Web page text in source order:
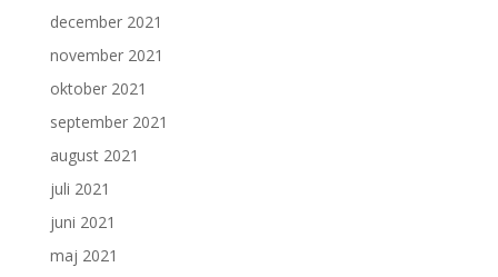
december 2021
november 2021
oktober 2021
september 2021
august 2021
juli 2021
juni 2021
maj 2021